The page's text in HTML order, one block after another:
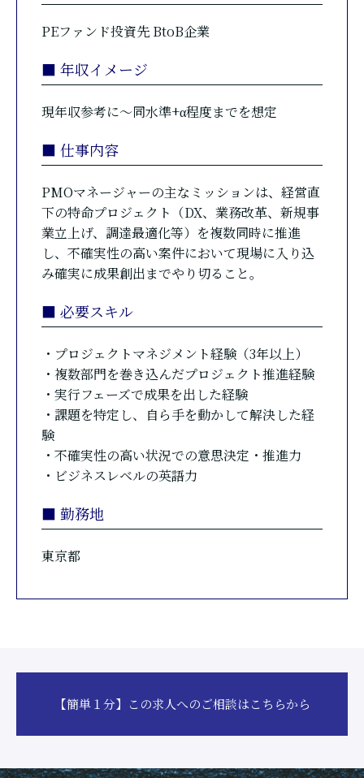
PEファンド投資先 BtoB企業
■ 年収イメージ
現年収参考に～同水準+α程度までを想定
■ 仕事内容
PMOマネージャーの主なミッションは、経営直
下の特命プロジェクト（DX、業務改革、新規事
業立上げ、調達最適化等）を複数同時に推進
し、不確実性の高い案件において現場に入り込
み確実に成果創出までやり切ること。
■ 必要スキル
・プロジェクトマネジメント経験（3年以上）
・複数部門を巻き込んだプロジェクト推進経験
・実行フェーズで成果を出した経験
・課題を特定し、自ら手を動かして解決した経
験
・不確実性の高い状況での意思決定・推進力
・ビジネスレベルの英語力
■ 勤務地
東京都
【簡単１分】この求人へのご相談はこちらから